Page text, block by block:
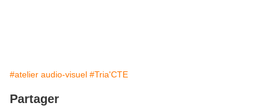
#atelier audio-visuel #Tria'CTE
Partager